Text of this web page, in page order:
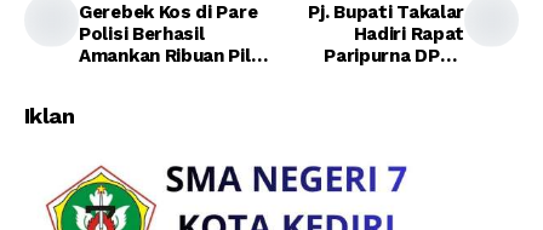
Gerebek Kos di Pare
Polisi Berhasil
Amankan Ribuan Pil
Pj. Bupati Takalar
Hadiri Rapat
Paripurna DPRD
Keempat atas Perda
No 7 Tahun 2016
Iklan